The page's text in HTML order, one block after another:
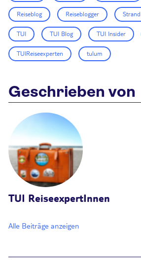
Reiseblog Reiseblogger Strand
TUI TUI Blog TUI Insider
TUIReiseexperten tulum
Geschrieben von
TUI ReiseexpertInnen
Alle Beiträge anzeigen